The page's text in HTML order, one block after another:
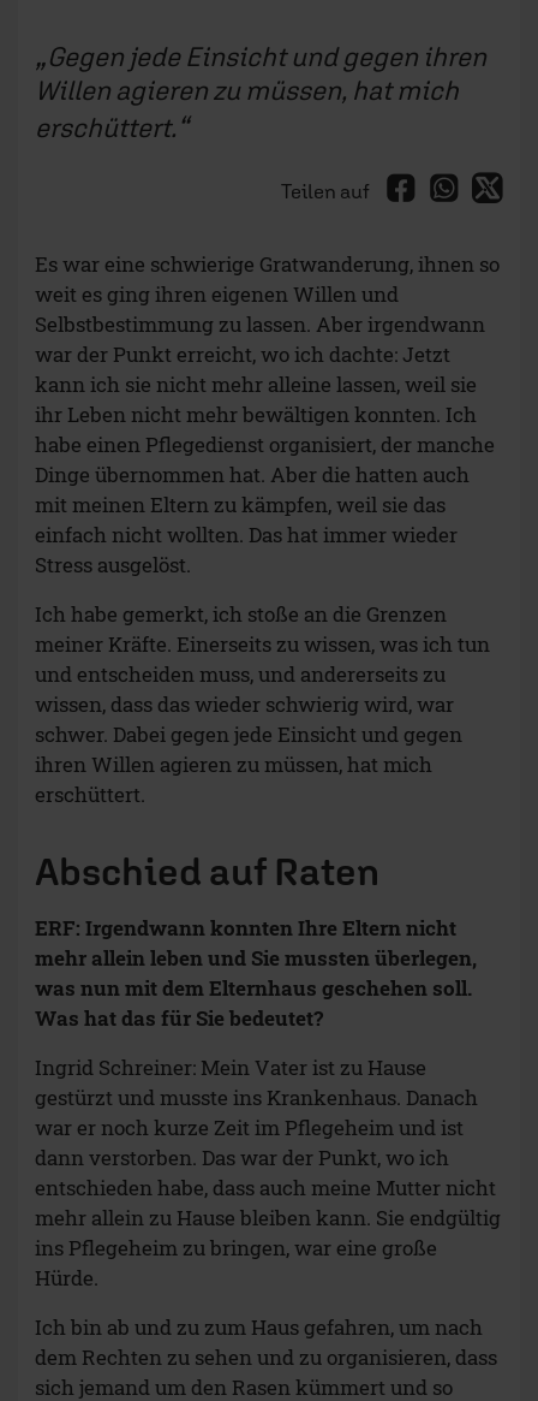
Gegen jede Einsicht und gegen ihren
Willen agieren zu müssen, hat mich
erschüttert.
Teilen auf
Es war eine schwierige Gratwanderung, ihnen so
weit es ging ihren eigenen Willen und
Selbstbestimmung zu lassen. Aber irgendwann
war der Punkt erreicht, wo ich dachte: Jetzt
kann ich sie nicht mehr alleine lassen, weil sie
ihr Leben nicht mehr bewältigen konnten. Ich
habe einen Pflegedienst organisiert, der manche
Dinge übernommen hat. Aber die hatten auch
mit meinen Eltern zu kämpfen, weil sie das
einfach nicht wollten. Das hat immer wieder
Stress ausgelöst.
Ich habe gemerkt, ich stoße an die Grenzen
meiner Kräfte. Einerseits zu wissen, was ich tun
und entscheiden muss, und andererseits zu
wissen, dass das wieder schwierig wird, war
schwer. Dabei gegen jede Einsicht und gegen
ihren Willen agieren zu müssen, hat mich
erschüttert.
Abschied auf Raten
ERF: Irgendwann konnten Ihre Eltern nicht
mehr allein leben und Sie mussten überlegen,
was nun mit dem Elternhaus geschehen soll.
Was hat das für Sie bedeutet?
Ingrid Schreiner: Mein Vater ist zu Hause
gestürzt und musste ins Krankenhaus. Danach
war er noch kurze Zeit im Pflegeheim und ist
dann verstorben. Das war der Punkt, wo ich
entschieden habe, dass auch meine Mutter nicht
mehr allein zu Hause bleiben kann. Sie endgültig
ins Pflegeheim zu bringen, war eine große
Hürde.
Ich bin ab und zu zum Haus gefahren, um nach
dem Rechten zu sehen und zu organisieren, dass
sich jemand um den Rasen kümmert und so